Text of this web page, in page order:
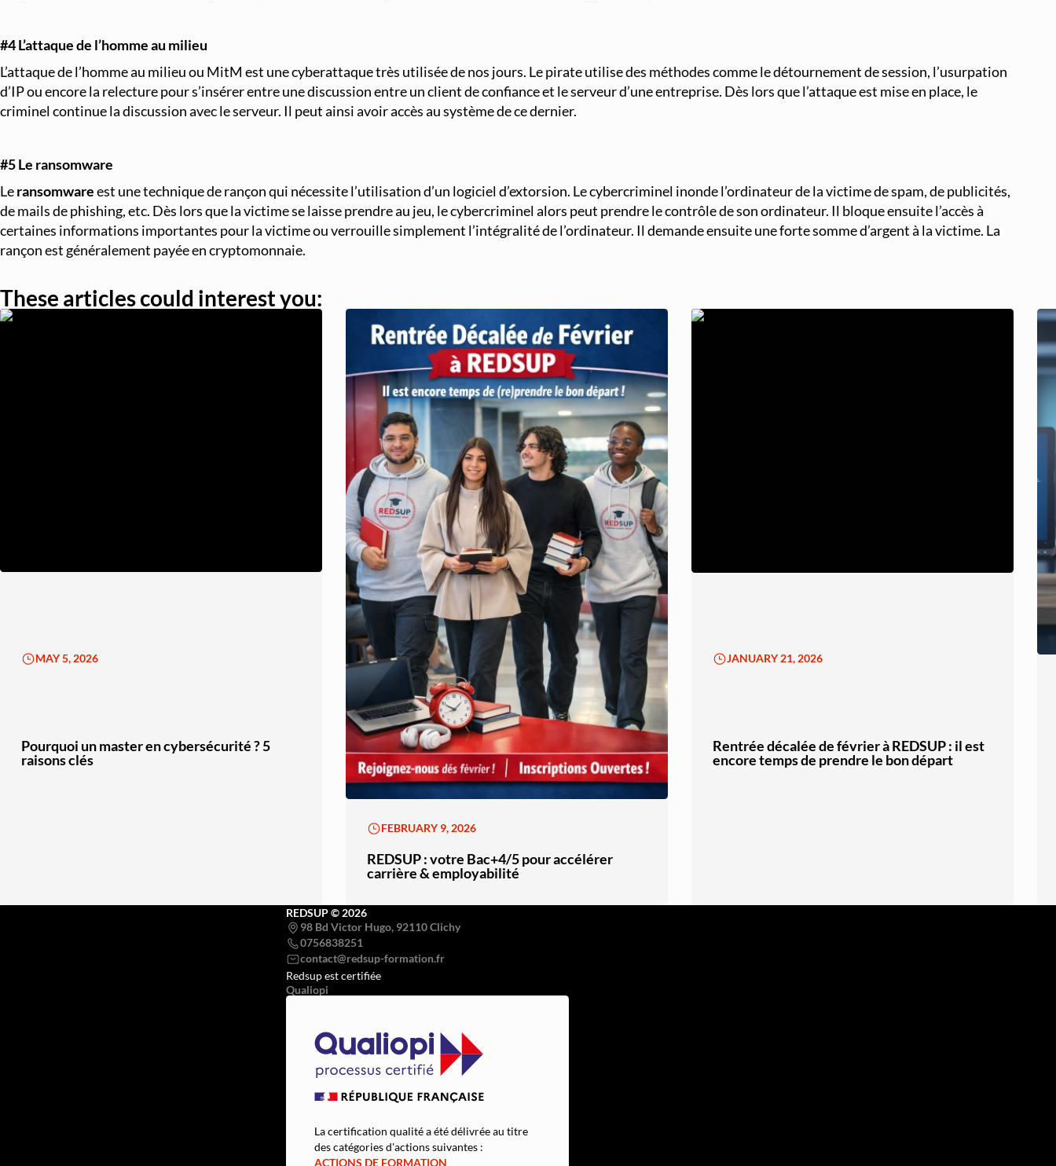
#4 L’attaque de l’homme au milieu
L’attaque de l’homme au milieu ou MitM est une cyberattaque très utilisée de nos jours. Le pirate utilise des méthodes comme le détournement de session, l’usurpation
d’IP ou encore la relecture pour s’insérer entre une discussion entre un client de confiance et le serveur d’une entreprise. Dès lors que l’attaque est mise en place, le
criminel continue la discussion avec le serveur. Il peut ainsi avoir accès au système de ce dernier.
#5Le ransomware
Leransomwareest une technique de rançon qui nécessite l’utilisation d’un logiciel d’extorsion. Le cybercriminel inonde l’ordinateur de la victime de spam, de publicités,
de mails de phishing, etc. Dès lors que la victime se laisse prendre au jeu, le cybercriminel alors peut prendre le contrôle de son ordinateur. Il bloque ensuite l’accès à
certaines informations importantes pour la victime ou verrouille simplement l’intégralité de l’ordinateur. Il demande ensuite une forte somme d’argent à la victime. La
rançon est généralement payée en cryptomonnaie.
These articles could interest you:
MAY 5, 2026
Pourquoi un master en cybersécurité ? 5
raisons clés
FEBRUARY 9, 2026
REDSUP : votre Bac+4/5 pour accélérer
carrière & employabilité
JANUARY 21, 2026
Rentrée décalée de février à REDSUP : il est
encore temps de prendre le bon départ
REDSUP © 2026
98 Bd Victor Hugo, 92110 Clichy
0756838251
Redsup est certifiée
Qualiopi
La certification qualité a été délivrée au titre
des catégories d'actions suivantes :
ACTIONS DE FORMATION